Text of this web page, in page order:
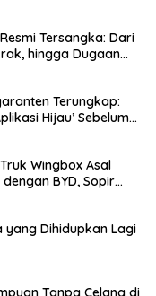
Tersangka: Dari
hingga Dugaan
Terungkap:
Hijau’ Sebelum
Wingbox Asal
BYD, Sopir
yang Dihidupkan Lagi
Tanpa Celana di